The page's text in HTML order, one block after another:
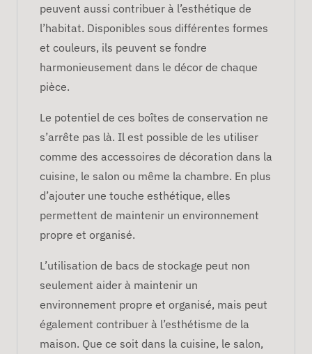
peuvent aussi contribuer à l’esthétique de
l’habitat. Disponibles sous différentes formes
et couleurs, ils peuvent se fondre
harmonieusement dans le décor de chaque
pièce.
Le potentiel de ces boîtes de conservation ne
s’arrête pas là. Il est possible de les utiliser
comme des accessoires de décoration dans la
cuisine, le salon ou même la chambre. En plus
d’ajouter une touche esthétique, elles
permettent de maintenir un environnement
propre et organisé.
L’utilisation de bacs de stockage peut non
seulement aider à maintenir un
environnement propre et organisé, mais peut
également contribuer à l’esthétisme de la
maison. Que ce soit dans la cuisine, le salon,